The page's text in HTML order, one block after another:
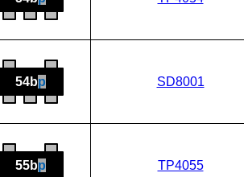
54bp SD8001
55bp TP4055